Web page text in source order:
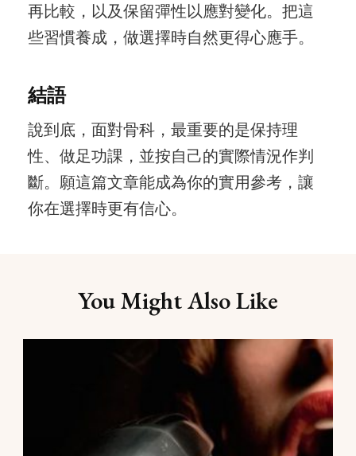
再比較，以及保留彈性以應對變化。把這
些習慣養成，做選擇時自然更得心應手。
結語
說到底，面對骨科，最重要的是保持理
性、做足功課，並按自己的實際情況作判
斷。願這篇文章能成為你的實用參考，讓
你在選擇時更有信心。
Navigation
You Might Also Like